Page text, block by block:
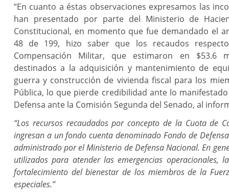
“En cuanto a éstas observaciones expresamos las
han presentado por parte del Ministerio de
Constitucional, en momento que fue demandado el
48 de 199, hizo saber que los recaudos
Compensación Militar, que estimaron en $53.6
destinados a la adquisición y mantenimiento de
guerra y construcción de vivienda fiscal para los
Pública, lo que pierde credibilidad ante lo
Defensa ante la Comisión Segunda del Senado, al
“Los recursos recaudados por concepto de la Cuota de
ingresan a un fondo cuenta denominado Fondo de
administrado por el Ministerio de Defensa Nacional. En
utilizados para atender las emergencias operacionales,
fortalecimiento del bienestar de los miembros de la
especiales.”